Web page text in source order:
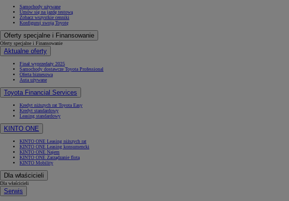
Od105 300 zł
Corolla Hatchback
HYBRID
Samochody używane
Umów się na jazdę testową
Zobacz wszystkie cenniki
Konfiguruj swoją Toyotę
Oferty specjalne i Finansowanie
Oferty specjalne i Finansowanie
Aktualne oferty
Finał wyprzedaży 2025
Samochody dostawcze Toyota Professional
Oferta biznesowa
Auta używane
Toyota Financial Services
Kredyt niższych rat Toyota Easy
Kredyt standardowy
Leasing standardowy
KINTO ONE
KINTO ONE Leasing niższych rat
KINTO ONE Leasing konsumencki
KINTO ONE Najem
KINTO ONE Zarządzanie flotą
KINTO Mobility
Dla właścicieli
Dla właścicieli
Serwis